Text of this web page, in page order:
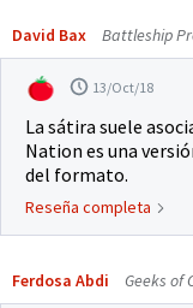
David Bax Battleship
13/Oct/18
La sátira suele
Nation es una
del formato.
Reseña completa
Ferdosa Abdi Geeks of